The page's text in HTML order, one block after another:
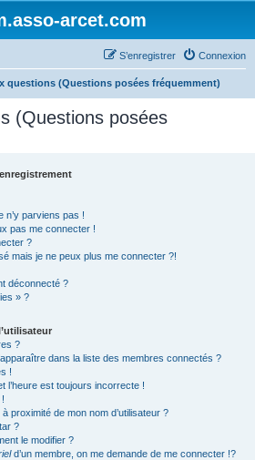
arcet.com
Connexion
S’enregistrer
questions (Questions posées fréquemment)
(Questions posées
n’y parviens pas !
pas me connecter !
?
mais je ne peux plus me connecter ?!
déconnecté ?
» ?
?
dans la liste des membres connectés ?
!
l’heure est toujours incorrecte !
proximité de mon nom d’utilisateur ?
?
le modifier ?
d’un membre, on me demande de me connecter !?